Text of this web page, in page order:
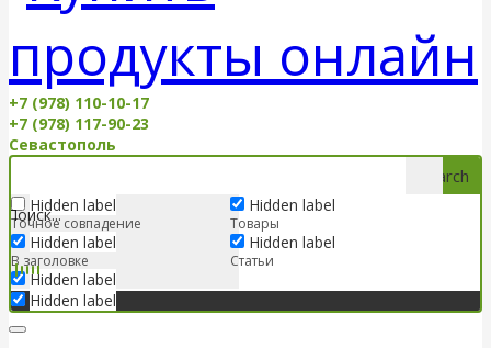
+7 (978) 110-10-17
+7 (978) 117-90-23
Севастополь
Search
Hidden label
Точное совпадение
Hidden label
В заголовке
Hidden label
Hidden label
Hidden label
Товары
Hidden label
Статьи